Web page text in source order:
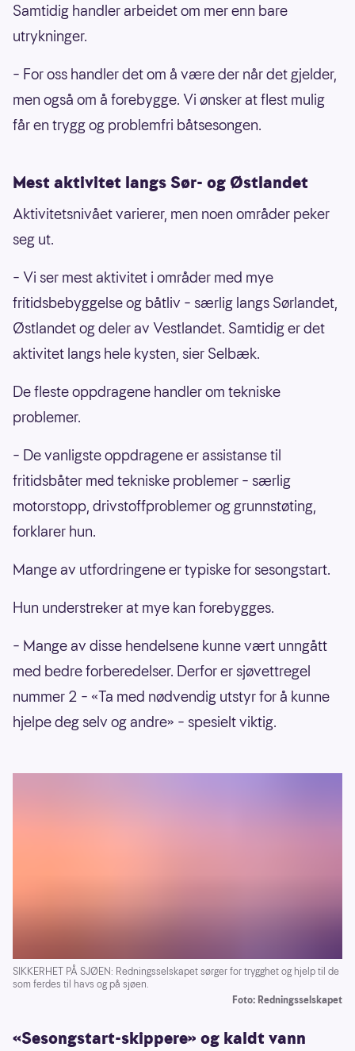
Samtidig handler arbeidet om mer enn bare
utrykninger.
– For oss handler det om å være der når det gjelder,
men også om å forebygge. Vi ønsker at flest mulig
får en trygg og problemfri båtsesongen.
Mest aktivitet langs Sør- og Østlandet
Aktivitetsnivået varierer, men noen områder peker
seg ut.
– Vi ser mest aktivitet i områder med mye
fritidsbebyggelse og båtliv – særlig langs Sørlandet,
Østlandet og deler av Vestlandet. Samtidig er det
aktivitet langs hele kysten, sier Selbæk.
De fleste oppdragene handler om tekniske
problemer.
– De vanligste oppdragene er assistanse til
fritidsbåter med tekniske problemer – særlig
motorstopp, drivstoffproblemer og grunnstøting,
forklarer hun.
Mange av utfordringene er typiske for sesongstart.
Hun understreker at mye kan forebygges.
– Mange av disse hendelsene kunne vært unngått
med bedre forberedelser. Derfor er sjøvettregel
nummer 2 – «Ta med nødvendig utstyr for å kunne
hjelpe deg selv og andre» – spesielt viktig.
SIKKERHET PÅ SJØEN: Redningsselskapet sørger for trygghet og hjelp til de
som ferdes til havs og på sjøen.
Foto: Redningsselskapet
«Sesongstart-skippere» og kaldt vann